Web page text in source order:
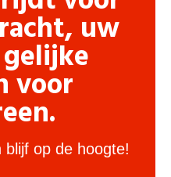
uw
voor
op de hoogte!